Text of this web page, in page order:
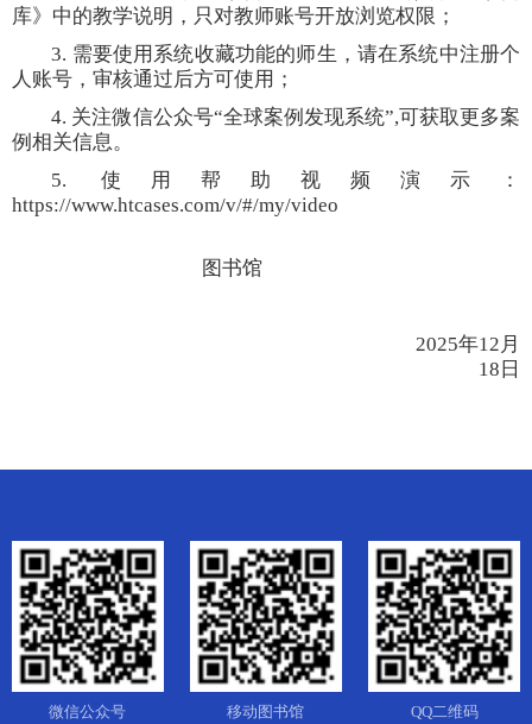
库》中的教学说明，只对教师账号开放浏览权限；
3. 需要使用系统收藏功能的师生，请在系统中注册个
人账号，审核通过后方可使用；
4. 关注微信公众号“全球案例发现系统”,可获取更多案
例相关信息。
5. 使用帮助视频演示：
https://www.htcases.com/v/#/my/video
图书馆
2025年12月
18日
微信公众号 移动图书馆 QQ二维码